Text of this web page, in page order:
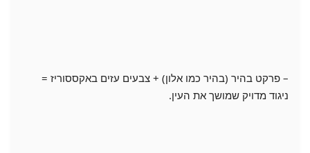
– פרקט בהיר (בהיר כמו אלון) + צבעים עזים באקססוריז =
ניגוד מדויק שמושך את העין.